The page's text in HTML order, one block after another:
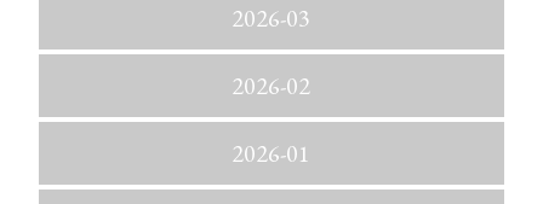
2026-03
2026-02
2026-01